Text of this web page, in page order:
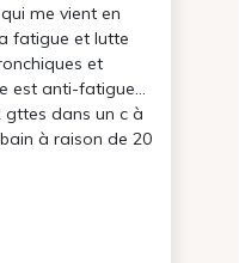
me vient en
fatigue et lutte
et
est anti-fatigue…
gttes dans un c à
à raison de 20